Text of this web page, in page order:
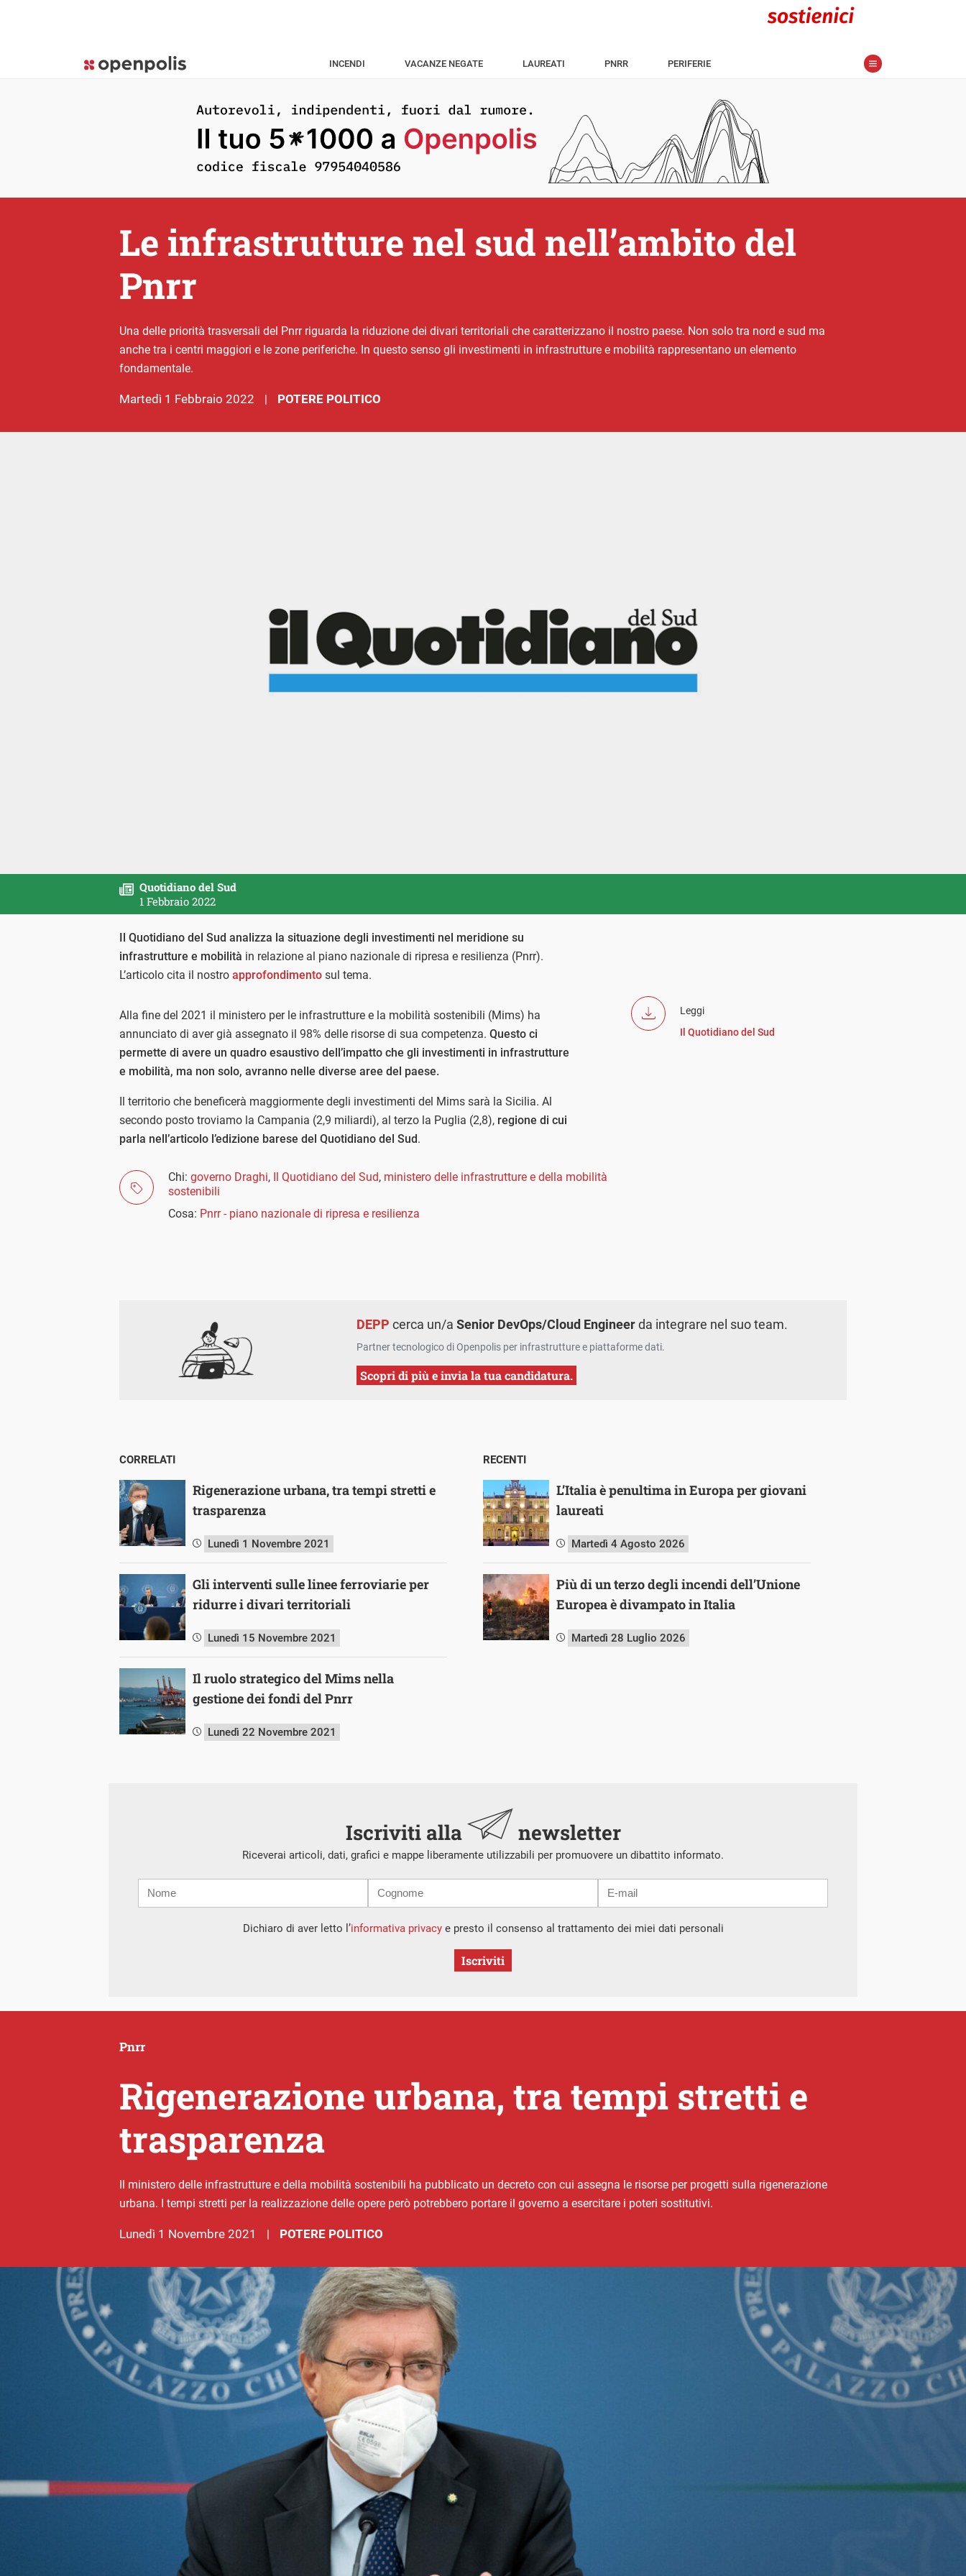
INCENDI VACANZE NEGATE LAUREATI PNRR PERIFERIE
Le infrastrutture nel sud nell’ambito del
Pnrr
Una delle priorità trasversali del Pnrr riguarda la riduzione dei divari territoriali che caratterizzano il nostro paese. Non solo tra nord e sud ma
anche tra i centri maggiori e le zone periferiche. In questo senso gli investimenti in infrastrutture e mobilità rappresentano un elemento
fondamentale.
martedì 1 Febbraio 2022 | POTERE POLITICO
Quotidiano del Sud
1 Febbraio 2022
Il Quotidiano del Sud analizza la situazione degli investimenti nel meridione su
infrastrutture e mobilità in relazione al piano nazionale di ripresa e resilienza (Pnrr).
L’articolo cita il nostro approfondimento sul tema.
Leggi
Il Quotidiano del Sud
Alla fine del 2021 il ministero per le infrastrutture e la mobilità sostenibili (Mims) ha
annunciato di aver già assegnato il 98% delle risorse di sua competenza. Questo ci
permette di avere un quadro esaustivo dell’impatto che gli investimenti in infrastrutture
e mobilità, ma non solo, avranno nelle diverse aree del paese.
Il territorio che beneficerà maggiormente degli investimenti del Mims sarà la Sicilia. Al
secondo posto troviamo la Campania (2,9 miliardi), al terzo la Puglia (2,8), regione di cui
parla nell’articolo l’edizione barese del Quotidiano del Sud.
Chi: governo Draghi, Il Quotidiano del Sud, ministero delle infrastrutture e della mobilità
sostenibili
Cosa: Pnrr - piano nazionale di ripresa e resilienza
DEPP cerca un/aSenior DevOps/Cloud Engineerda integrare nel suo team.
Partner tecnologico di Openpolis per infrastrutture e piattaforme dati.
Scopri di più e invia la tua candidatura.
CORRELATI
Rigenerazione urbana, tra tempi stretti e
trasparenza
Lunedì 1 Novembre 2021
Gli interventi sulle linee ferroviarie per
ridurre i divari territoriali
Lunedì 15 Novembre 2021
Il ruolo strategico del Mims nella
gestione dei fondi del Pnrr
Lunedì 22 Novembre 2021
RECENTI
L’Italia è penultima in Europa per giovani
laureati
Martedì 4 Agosto 2026
Più di un terzo degli incendi dell’Unione
Europea è divampato in Italia
Martedì 28 Luglio 2026
Iscriviti alla newsletter
Riceverai articoli, dati, grafici e mappe liberamente utilizzabili per promuovere un dibattito informato.
mail
Dichiaro di aver letto l’informativa privacye presto il consenso al trattamento dei miei dati personali
Iscriviti
Rigenerazione urbana, tra tempi stretti e
trasparenza
Pnrr
Il ministero delle infrastrutture e della mobilità sostenibili ha pubblicato un decreto con cui assegna le risorse per progetti sulla rigenerazione
urbana. I tempi stretti per la realizzazione delle opere però potrebbero portare il governo a esercitare i poteri sostitutivi.
lunedì 1 Novembre 2021 POTERE POLITICO